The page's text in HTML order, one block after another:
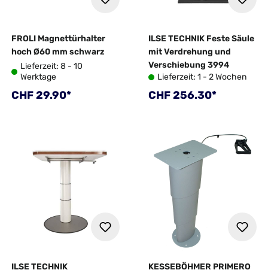
FROLI Magnettürhalter
hoch Ø60 mm schwarz
Lieferzeit: 8 - 10
Werktage
Regulärer Preis:
CHF 29.90*
ILSE TECHNIK Feste Säule
mit Verdrehung und
Verschiebung 3994
Lieferzeit: 1 - 2 Wochen
Regulärer Preis:
CHF 256.30*
ILSE TECHNIK
KESSEBÖHMER PRIMERO